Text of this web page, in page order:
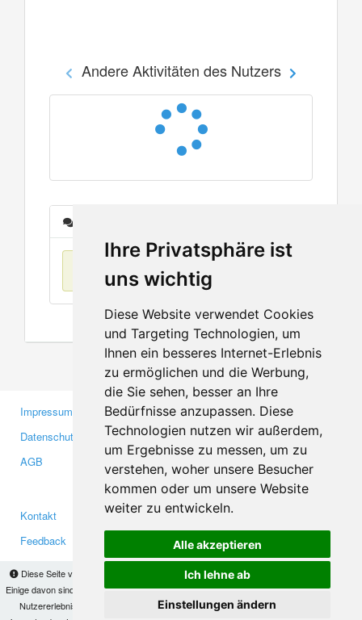
Ihre Privatsphäre ist
uns wichtig
Diese Website verwendet Cookies
und Targeting Technologien, um
Ihnen ein besseres Internet-Erlebnis
zu ermöglichen und die Werbung,
die Sie sehen, besser an Ihre
Bedürfnisse anzupassen. Diese
Technologien nutzen wir außerdem,
um Ergebnisse zu messen, um zu
verstehen, woher unsere Besucher
kommen oder um unsere Website
weiter zu entwickeln.
Alle akzeptieren
Ich lehne ab
Einstellungen ändern
Diese Seite verwendet Cookies, um Informationen auf Ihrem Computer zu speichern.
Einige davon sind notwendig, damit unsere Seite funktioniert, andere helfen uns dabei, das
Nutzererlebnis zu verbessern. Mit der Nutzung dieser Seite erklären Sie sich damit
Andere Aktivitäten des Nutzers
Keine Einträge
Impressum
Datenschutzerklärung
AGB
Gewerbetreibende
Investoren
Medien
Kontakt
Feedback
Facebook
Twitter
YouTube
Google+